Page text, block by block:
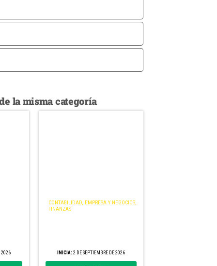
la misma categoría
2026
CONTABILIDAD, EMPRESA Y NEGOCIOS,
FINANZAS
INICIA: 2 DE SEPTIEMBRE DE 2026